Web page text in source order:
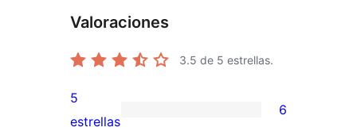
Valoraciones
3.5 de 5 estrellas.
6
5
estrellas
6